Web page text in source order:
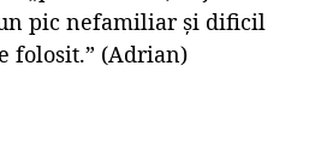
pic nefamiliar și dificil
folosit.” (Adrian)